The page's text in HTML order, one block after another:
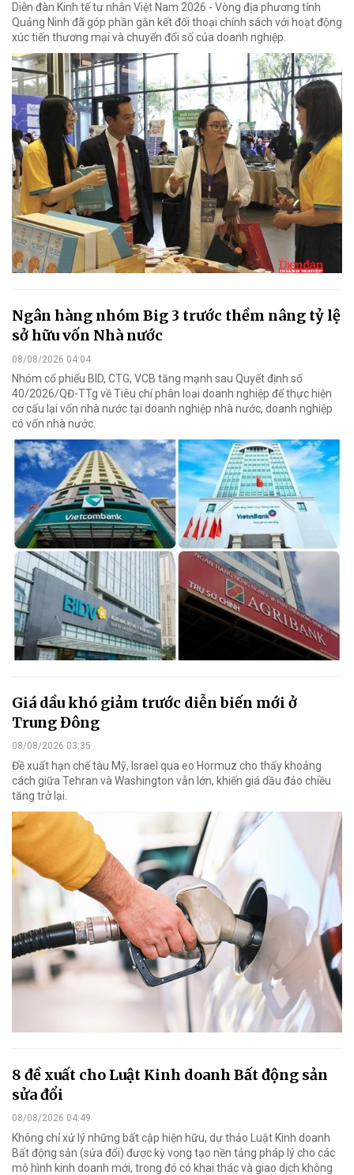
Diễn đàn Kinh tế tư nhân Việt Nam 2026 - Vòng địa phương tỉnh
Quảng Ninh đã góp phần gắn kết đối thoại chính sách với hoạt động
xúc tiến thương mại và chuyển đổi số của doanh nghiệp.
Ngân hàng nhóm Big 3 trước thềm nâng tỷ lệ
sở hữu vốn Nhà nước
08/08/2026 04:04
Nhóm cổ phiếu BID, CTG, VCB tăng mạnh sau Quyết định số
40/2026/QĐ-TTg về Tiêu chí phân loại doanh nghiệp để thực hiện
cơ cấu lại vốn nhà nước tại doanh nghiệp nhà nước, doanh nghiệp
có vốn nhà nước.
Giá dầu khó giảm trước diễn biến mới ở
Trung Đông
08/08/2026 03:35
Đề xuất hạn chế tàu Mỹ, Israel qua eo Hormuz cho thấy khoảng
cách giữa Tehran và Washington vẫn lớn, khiến giá dầu đảo chiều
tăng trở lại.
8 đề xuất cho Luật Kinh doanh Bất động sản
sửa đổi
08/08/2026 04:49
Không chỉ xử lý những bất cập hiện hữu, dự thảo Luật Kinh doanh
Bất động sản (sửa đổi) được kỳ vọng tạo nền tảng pháp lý cho các
mô hình kinh doanh mới, trong đó có khai thác và giao dịch không